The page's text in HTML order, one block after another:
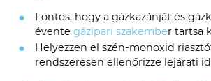
Fontos, hogy a gázkazánját és
évente gázipari szakember tartsa
Helyezzen el szén-monoxid
rendszeresen ellenőrizze lejárati